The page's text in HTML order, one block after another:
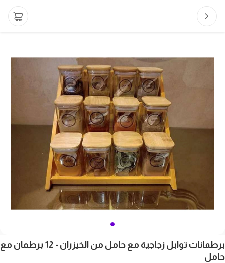
برطمانات توابل زجاجية مع حامل من الخيزران - 12 برطمان مع
حامل